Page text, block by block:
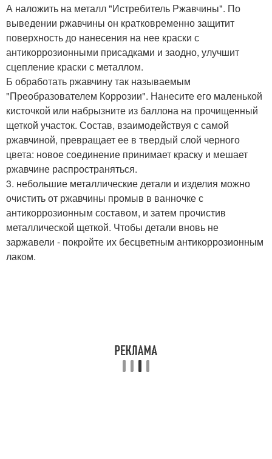
А наложить на металл "Истребитель Ржавчины". По
выведении ржавчины он кратковременно защитит
поверхность до нанесения на нее краски с
антикоррозионными присадками и заодно, улучшит
сцепление краски с металлом.
Б обработать ржавчину так называемым
"Преобразователем Коррозии". Нанесите его маленькой
кисточкой или набрызните из баллона на прочищенный
щеткой участок. Состав, взаимодействуя с самой
ржавчиной, превращает ее в твердый слой черного
цвета: новое соединение принимает краску и мешает
ржавчине распространяться.
3. небольшие металлические детали и изделия можно
очистить от ржавчины промыв в ванночке с
антикоррозионным составом, и затем прочистив
металлической щеткой. Чтобы детали вновь не
заржавели - покройте их бесцветным антикоррозионным
лаком.